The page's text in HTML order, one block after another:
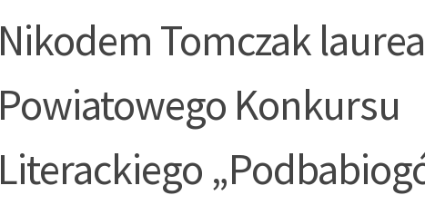
Nikodem Tomczak
Powiatowego Konkursu
Literackiego